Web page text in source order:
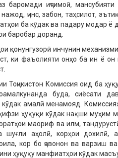
баромади иҷтимоӣ,
ҷинс, забон, таҳсилот,
ба кӯдак ва падару модар ё
баробар доранд.
қонунгузорӣ инчунин
ки фаъолияти онҳо ба ин ё он
Тоҷикистон Комиссия оид ба
буда, сиёсати
амалӣ менамояд.
ҳуқуқи кӯдак нақши муҳим
маориф ва илм,
шуғли аҳолӣ, корҳои дохилӣ,
кор бо ҷавонон ва варзиш
ҳуқуқу манфиатҳои кӯдак